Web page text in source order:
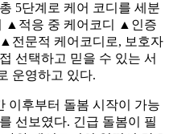
5단계로 케어 코디를 세분
▲적응 중 케어코디 ▲인증
전문적 케어코디로, 보호자
선택하고 믿을 수 있는 서
운영하고 있다.
이후부터 돌봄 시작이 가능
선보였다. 긴급 돌봄이 필